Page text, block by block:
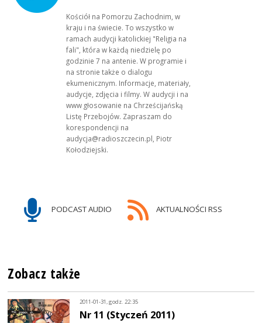
Kościół na Pomorzu Zachodnim, w
kraju i na świecie. To wszystko w
ramach audycji katolickiej "Religia na
fali", która w każdą niedzielę po
godzinie 7 na antenie. W programie i
na stronie także o dialogu
ekumenicznym. Informacje, materiały,
audycje, zdjęcia i filmy. W audycji i na
www głosowanie na Chrześcijańską
Listę Przebojów. Zapraszam do
korespondencji na
audycja@radioszczecin.pl, Piotr
Kołodziejski.
PODCAST AUDIO AKTUALNOŚCI RSS
Zobacz także
2011-01-31, godz. 22:35
Nr 11 (Styczeń 2011)